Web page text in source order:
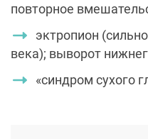
повторное
эктропион
века); выворот
«синдром сухого